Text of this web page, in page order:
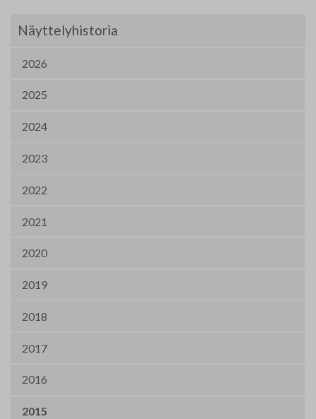
Näyttelyhistoria
2026
2025
2024
2023
2022
2021
2020
2019
2018
2017
2016
2015